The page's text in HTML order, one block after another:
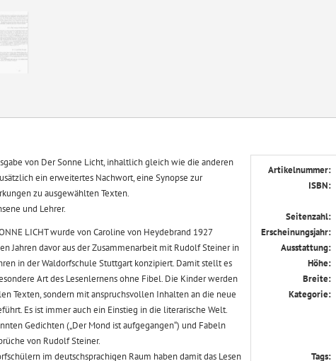
Artikelnummer:
ISBN:
Seitenzahl:
Erscheinungsjahr:
Ausstattung:
Höhe:
Breite:
Kategorie:
Tags:
von Der Sonne Licht, inhaltlich gleich wie die anderen
ein erweitertes Nachwort, eine Synopse zur
zu ausgewählten Texten.
und Lehrer.
LICHT wurde von Caroline von Heydebrand 1927
Jahren davor aus der Zusammenarbeit mit Rudolf Steiner in
in der Waldorfschule Stuttgart konzipiert. Damit stellt es
Art des Lesenlernens ohne Fibel. Die Kinder werden
Texten, sondern mit anspruchsvollen Inhalten an die neue
Es ist immer auch ein Einstieg in die literarische Welt.
Gedichten („Der Mond ist aufgegangen“) und Fabeln
von Rudolf Steiner.
im deutschsprachigen Raum haben damit das Lesen